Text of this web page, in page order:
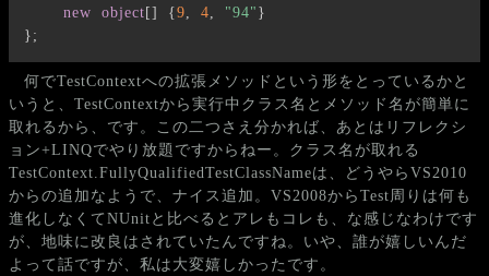
new
object [] {9, 4, "94" }
} ;
何でTestContextへの拡張メソッドという形をとっているかと
いうと、TestContextから実行中クラス名とメソッド名が簡単に
取れるから、です。この二つさえ分かれば、あとはリフレクシ
ョン+LINQでやり放題ですからねー。クラス名が取れる
TestContext.FullyQualifiedTestClassNameは、どうやらVS2010
からの追加なようで、ナイス追加。VS2008からTest周りは何も
進化しなくてNUnitと比べるとアレもコレも、な感じなわけです
が、地味に改良はされていたんですね。いや、誰が嬉しいんだ
よって話ですが、私は大変嬉しかったです。